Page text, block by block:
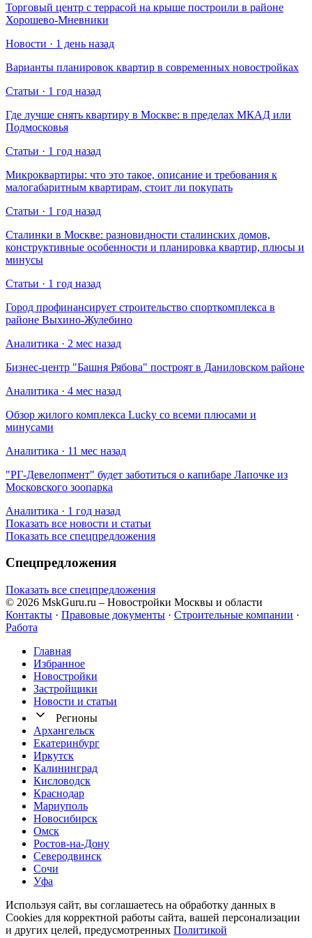
Торговый центр с террасой на крыше построили в районе
Хорошево-Мневники
Новости · 1 день назад
Варианты планировок квартир в современных новостройках
Статьи · 1 год назад
Где лучше снять квартиру в Москве: в пределах МКАД или
Подмосковья
Статьи · 1 год назад
Микроквартиры: что это такое, описание и требования к
малогабаритным квартирам, стоит ли покупать
Статьи · 1 год назад
Сталинки в Москве: разновидности сталинских домов,
конструктивные особенности и планировка квартир, плюсы и
минусы
Статьи · 1 год назад
Город профинансирует строительство спорткомплекса в
районе Выхино-Жулебино
Аналитика · 2 мес назад
Бизнес-центр "Башня Рябова" построят в Даниловском районе
Аналитика · 4 мес назад
Обзор жилого комплекса Lucky со всеми плюсами и
минусами
Аналитика · 11 мес назад
​"РГ-Девелопмент" будет заботиться о капибаре Лапочке из
Московского зоопарка
Аналитика · 1 год назад
Показать все новости и статьи
Показать все спецпредложения
Спецпредложения
Показать все спецпредложения
© 2026 MskGuru.ru – Новостройки Москвы и области
Контакты · Правовые документы · Строительные компании ·
Работа
Главная
Избранное
Новостр ойки
Застройщики
Новости и статьи
Регионы
Архангельск
Екатеринбург
Иркутск
Калининград
Кисловодск
Краснодар
Мариуполь
Новосибирск
Омск
Ростов-на-Дону
Северодвинск
Сочи
Уфа
Используя сайт, вы соглашаетесь на обработку данных в
Cookies для корректной работы сайта, вашей персонализации
и других целей, предусмотренных Политикой